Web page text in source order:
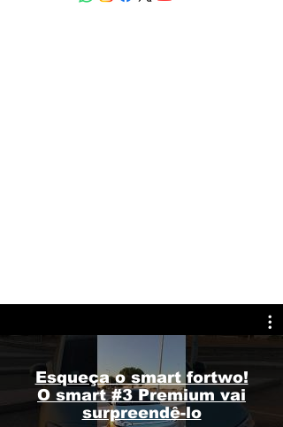
Esqueça o smart fortwo!
O smart #3 Premium vai
surpreendê-lo